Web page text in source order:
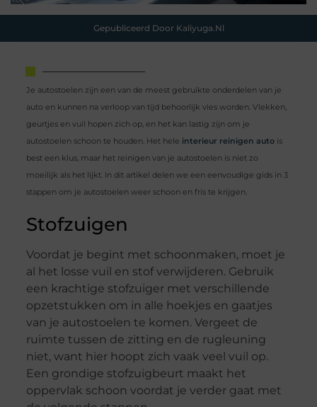
Gepubliceerd Door Kaliyuga.nl
Je autostoelen zijn een van de meest gebruikte onderdelen van je
auto en kunnen na verloop van tijd behoorlijk vies worden. Vlekken,
geurtjes en vuil hopen zich op, en het kan lastig zijn om je
autostoelen schoon te houden. Het hele interieur reinigen autois
best een klus, maar het reinigen van je autostoelen is niet zo
moeilijk als het lijkt. In dit artikel delen we een eenvoudige gids in 3
stappen om je autostoelen weer schoon en fris te krijgen.
Stofzuigen
Voordat je begint met schoonmaken, moet je
al het losse vuil en stof verwijderen. Gebruik
een krachtige stofzuiger met verschillende
opzetstukken om in alle hoekjes en gaatjes
van je autostoelen te komen. Vergeet de
ruimte tussen de zitting en de rugleuning
niet, want hier hoopt zich vaak veel vuil op.
Een grondige stofzuigbeurt maakt het
oppervlak schoon voordat je verder gaat met